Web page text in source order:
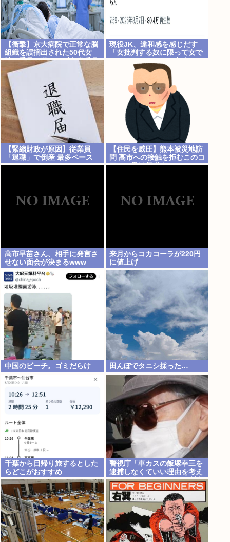
【衝撃】京大病院で正常な脳
組織を誤摘出された50代女
性、手足も動かせず自発呼吸
もできない重篤状態に…「意
識はある」
現役JK、違和感を感じだす
「女批判する奴に限って女で
ヌイてたりするから意味わか
らなくなってきた 」
【緊縮財政が原因】従業員
「退職」で倒産 最多ペース
【住民を威圧】熊本被災地訪
問 高市への接触を拒むこのコ
ワモテ男は何者？
高市早苗さん、相手に発言さ
せない面会が決まるwww
来月からコカコーラが220円
に値上げ
中国のビーチ。ゴミだらけ 田んぼでタニシ採った…
千葉から日帰り旅するとした
らどこがおすすめ
警視庁「車カスの飯塚幸三を
逮捕しなくていい理由を考え
るために1000ページもの法解
釈書を読んだ」